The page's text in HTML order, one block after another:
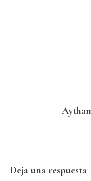
Interacciones
Deja una respuesta